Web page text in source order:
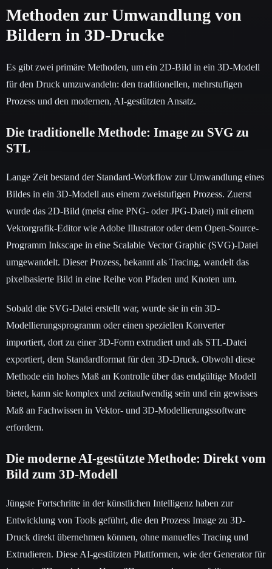
Methoden zur Umwandlung von
Bildern in 3D-Drucke
Es gibt zwei primäre Methoden, um ein 2D-Bild in ein 3D-Modell
für den Druck umzuwandeln: den traditionellen, mehrstufigen
Prozess und den modernen, AI-gestützten Ansatz.
Die traditionelle Methode: Image zu SVG zu
STL
Lange Zeit bestand der Standard-Workflow zur Umwandlung eines
Bildes in ein 3D-Modell aus einem zweistufigen Prozess. Zuerst
wurde das 2D-Bild (meist eine PNG- oder JPG-Datei) mit einem
Vektorgrafik-Editor wie Adobe Illustrator oder dem Open-Source-
Programm Inkscape in eine Scalable Vector Graphic (SVG)-Datei
umgewandelt. Dieser Prozess, bekannt als Tracing, wandelt das
pixelbasierte Bild in eine Reihe von Pfaden und Knoten um.
Sobald die SVG-Datei erstellt war, wurde sie in ein 3D-
Modellierungsprogramm oder einen speziellen Konverter
importiert, dort zu einer 3D-Form extrudiert und als STL-Datei
exportiert, dem Standardformat für den 3D-Druck. Obwohl diese
Methode ein hohes Maß an Kontrolle über das endgültige Modell
bietet, kann sie komplex und zeitaufwendig sein und ein gewisses
Maß an Fachwissen in Vektor- und 3D-Modellierungssoftware
erfordern.
Die moderne AI-gestützte Methode: Direkt vom
Bild zum 3D-Modell
Jüngste Fortschritte in der künstlichen Intelligenz haben zur
Entwicklung von Tools geführt, die den Prozess Image zu 3D-
Druck direkt übernehmen können, ohne manuelles Tracing und
Extrudieren. Diese AI-gestützten Plattformen, wie der Generator für